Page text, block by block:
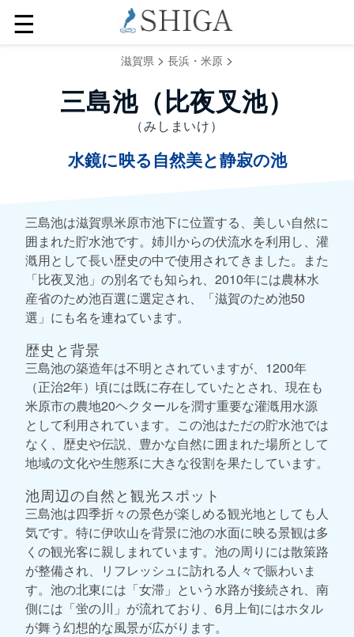
☰
滋賀県 > 長浜・米原 >
三島池（比夜叉池）
（みしまいけ）
水鏡に映る自然美と静寂の池
三島池は滋賀県米原市池下に位置する、美しい自然に
囲まれた貯水池です。姉川からの伏流水を利用し、灌
漑用として長い歴史の中で使用されてきました。また
「比夜叉池」の別名でも知られ、2010年には農林水
産省のため池百選に選定され、「滋賀のため池50
選」にも名を連ねています。
歴史と背景
三島池の築造年は不明とされていますが、1200年
（正治2年）頃には既に存在していたとされ、現在も
米原市の農地20ヘクタールを潤す重要な灌漑用水源
として利用されています。この池はただの貯水池では
なく、歴史や伝説、豊かな自然に囲まれた場所として
地域の文化や生態系に大きな役割を果たしています。
池周辺の自然と観光スポット
三島池は四季折々の景色が楽しめる観光地としても人
気です。特に伊吹山を背景に池の水面に映る景観は多
くの観光客に親しまれています。池の周りには散策路
が整備され、リフレッシュに訪れる人々で賑わいま
す。池の北東には「女滞」という水路が接続され、南
側には「蛍の川」が流れており、6月上旬にはホタル
が舞う幻想的な風景が広がります。